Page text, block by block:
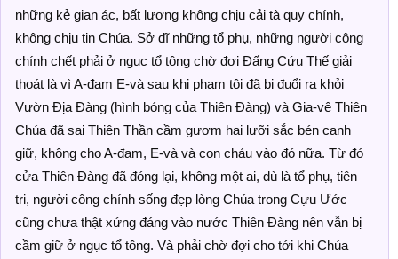
những kẻ gian ác, bất lương không chịu cải tà quy chính,
không chịu tin Chúa. Sở dĩ những tổ phụ, những người công
chính chết phải ở ngục tổ tông chờ đợi Đấng Cứu Thế giải
thoát là vì A-đam E-và sau khi phạm tội đã bị đuổi ra khỏi
Vườn Địa Đàng (hình bóng của Thiên Đàng) và Gia-vê Thiên
Chúa đã sai Thiên Thần cầm gươm hai lưỡi sắc bén canh
giữ, không cho A-đam, E-và và con cháu vào đó nữa. Từ đó
cửa Thiên Đàng đã đóng lại, không một ai, dù là tổ phụ, tiên
tri, người công chính sống đẹp lòng Chúa trong Cựu Ước
cũng chưa thật xứng đáng vào nước Thiên Đàng nên vẫn bị
cầm giữ ở ngục tổ tông. Và phải chờ đợi cho tới khi Chúa